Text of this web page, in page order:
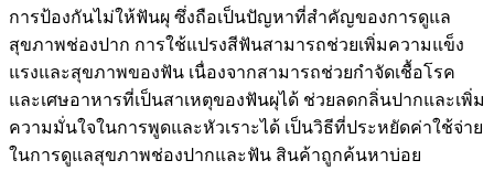
การป้องกันไม่ให้ฟันผุ ซึ่งถือเป็นปัญหาที่สำคัญของการดูแล
สุขภาพช่องปาก การใช้แปรงสีฟันสามารถช่วยเพิ่มความแข็ง
แรงและสุขภาพของฟัน เนื่องจากสามารถช่วยกำจัดเชื้อโรค
และเศษอาหารที่เป็นสาเหตุของฟันผุได้ ช่วยลดกลิ่นปากและเพิ่ม
ความมั่นใจในการพูดและหัวเราะได้ เป็นวิธีที่ประหยัดค่าใช้จ่าย
ในการดูแลสุขภาพช่องปากและฟัน สินค้าถูกค้นหาบ่อย